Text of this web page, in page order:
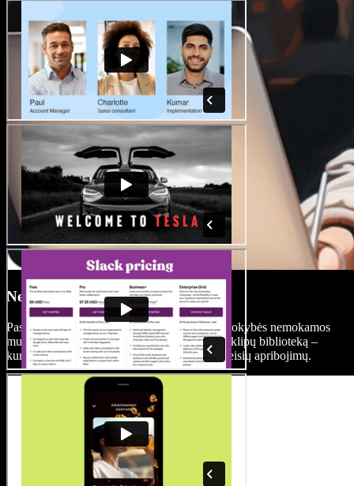
Nemokama medijų biblioteka
Pasiekite didžiulę Speechify Studio aukštos kokybės nemokamos
muzikos, garso efektų, paveikslėlių ir vaizdo klipų biblioteką –
kurkite ramiai, be vandens ženklų ir autorių teisių apribojimų.